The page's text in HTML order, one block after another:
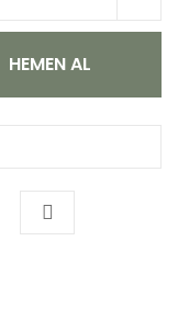
HEMEN AL